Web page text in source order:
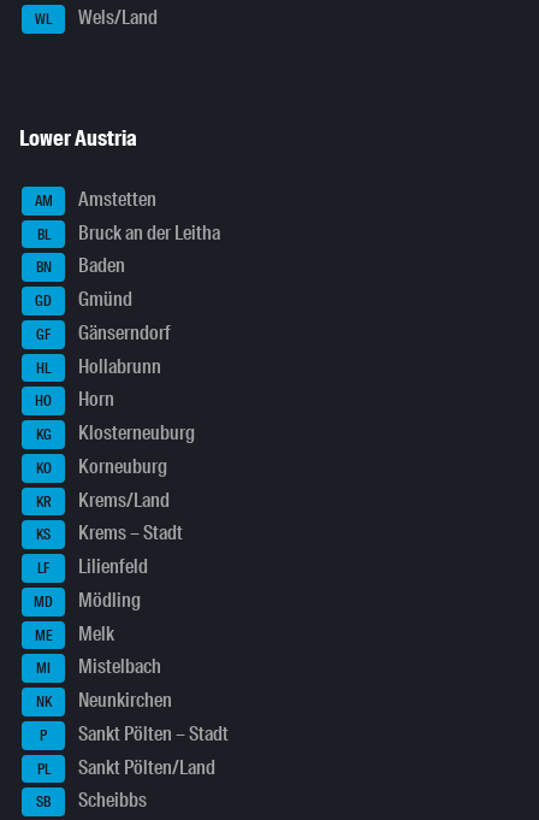
WL Wels/Land
Lower Austria
AM Amstetten
BL Bruck an der Leitha
BN Baden
GD Gmünd
GF Gänserndorf
HL Hollabrunn
HO Horn
KG Klosterneuburg
KO Korneuburg
KR Krems/Land
KS Krems – Stadt
LF Lilienfeld
MD Mödling
ME Melk
MI Mistelbach
NK Neunkirchen
P Sankt Pölten – Stadt
PL Sankt Pölten/Land
SB Scheibbs